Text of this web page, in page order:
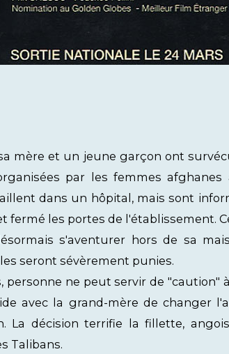
mère et un jeune garçon ont
par les femmes
dans un hôpital, mais sont
fermé les portes de l'établissement.
s'aventurer hors de sa
seront sévèrement punies.
personne ne peut servir de "caution"
avec la grand-mère de changer
La décision terrifie la fillette,
Talibans.